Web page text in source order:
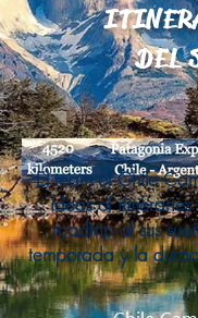
DEL
El team of Chile
ideas of
roadtrip of sus
temporada y la